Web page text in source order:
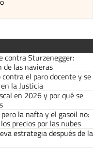
contra Sturzenegger:
de las navieras
contra el paro docente y se
la Justicia
en 2026 y por qué se
la nafta y el gasoil no:
precios por las nubes
estrategia después de la